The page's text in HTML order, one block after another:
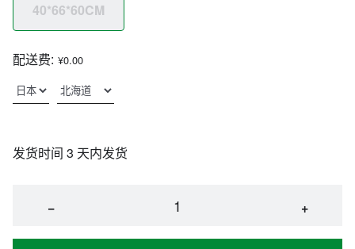
40*66*60CM
配送费: ¥0.00
发货时间 3 天内发货
− +